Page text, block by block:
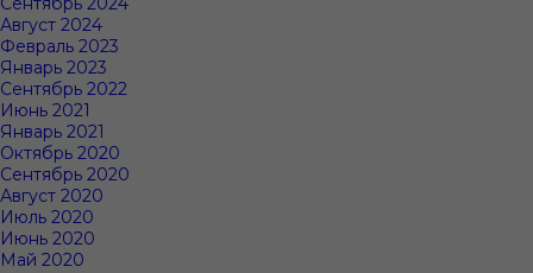
Август 2024
Февраль 2023
Январь 2023
Сентябрь 2022
Июнь 2021
Январь 2021
Октябрь 2020
Сентябрь 2020
Август 2020
Июль 2020
Июнь 2020
Май 2020